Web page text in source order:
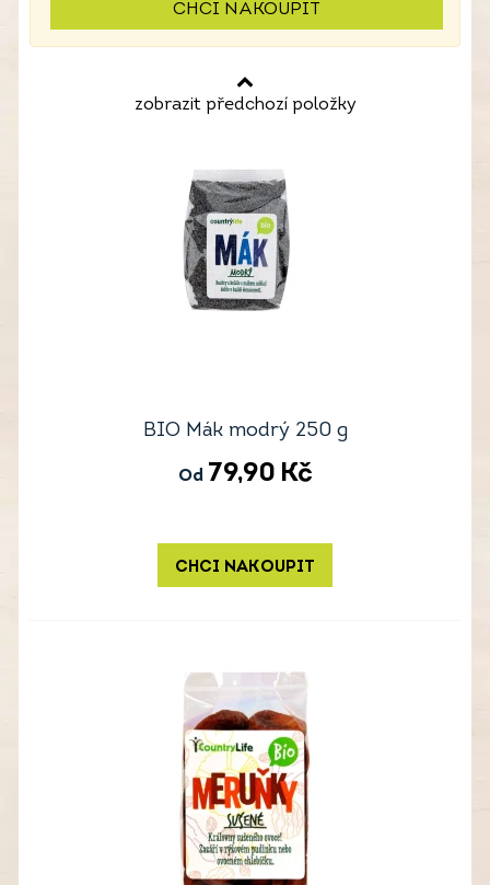
CHCI NAKOUPIT
zobrazit předchozí položky
BIO Mák modrý 250 g
Od 79,90 Kč
CHCI NAKOUPIT